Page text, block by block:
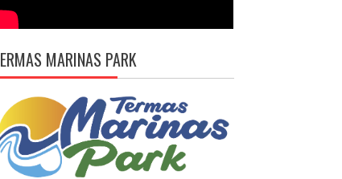
MARINAS PARK